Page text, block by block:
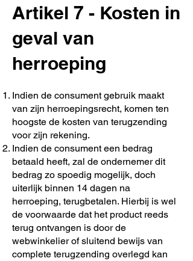
Artikel 7 - Kosten in
geval van
herroeping
Indien de consument gebruik maakt
van zijn herroepingsrecht, komen ten
hoogste de kosten van terugzending
voor zijn rekening.
Indien de consument een bedrag
betaald heeft, zal de ondernemer dit
bedrag zo spoedig mogelijk, doch
uiterlijk binnen 14 dagen na
herroeping, terugbetalen. Hierbij is wel
de voorwaarde dat het product reeds
terug ontvangen is door de
webwinkelier of sluitend bewijs van
complete terugzending overlegd kan